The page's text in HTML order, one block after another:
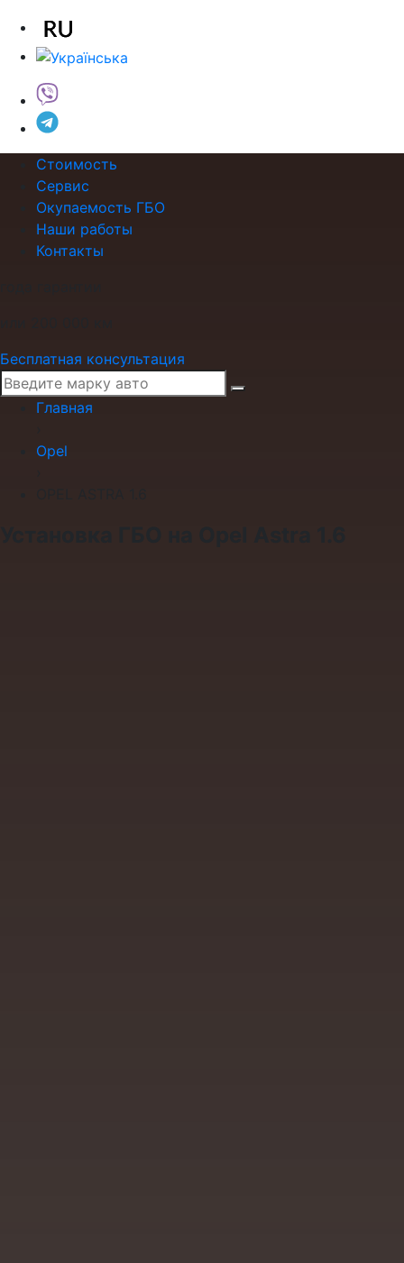
Стоимость
Сервис
Окупаемость ГБО
Наши работы
Контакты
Бесплатная консультация
Главная
Opel